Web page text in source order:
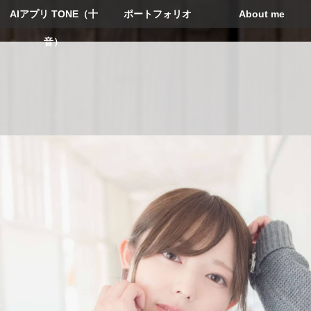
AIアプリ TONE（十
音）
ポートフォリオ About me